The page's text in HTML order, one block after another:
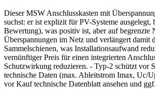
Dieser MSW Anschlusskasten mit
suchst: er ist explizit für PV-Systeme
Bewertung), was positiv ist, aber auf begrenzte
Überspannungen im Netz und verlängert
Sammelschienen, was Installationsaufwand
vernünftiger Preis für einen integrierten
Schutzwirkung reduzieren. - Typ‑2 schützt vor
technische Daten (max. Ableitstrom Imax, Uc/
vor Kauf technische Datenblatt ansehen und